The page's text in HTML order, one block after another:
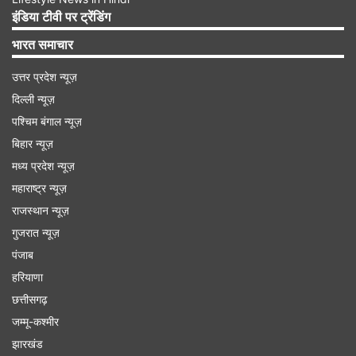
कुछ दिन पहले भी मिली थी शिकायत
टीम का नेतृत्व कर रही बाल विकास विभाग की जिला
समन्वयक दीपिका ने बताया कि पिछले कुछ समय से जखोली
विकासखंड में नाबालिग लड़कियों की शादी के मामले प्रकाश में
आ रहे हैं। चाइल्ड हेल्पलाइन रुद्रप्रयाग को कुछ दिन पहले
एक शिकायत मिली थी, जिसमें जखोली विकासखंड के घंघासू
इंडिया टीवी पर ट्रेंडिंग
भारत समाचार
उत्तर प्रदेश न्यूज़
दिल्ली न्यूज़
पश्चिम बंगाल न्यूज़
बिहार न्यूज़
मध्य प्रदेश न्यूज़
महाराष्ट्र न्यूज़
राजस्थान न्यूज़
गुजरात न्यूज़
पंजाब
हरियाणा
छत्तीसगढ़
जम्मू-कश्मीर
झारखंड